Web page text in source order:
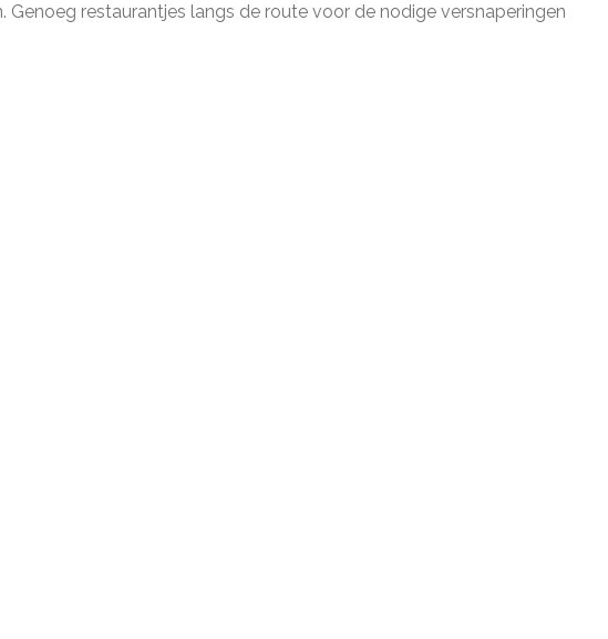
Genoeg restaurantjes langs de route voor de nodige versnaperingen